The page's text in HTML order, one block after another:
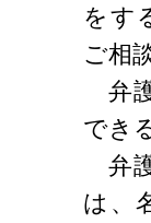
をす
ご相
弁
でき
弁
は、